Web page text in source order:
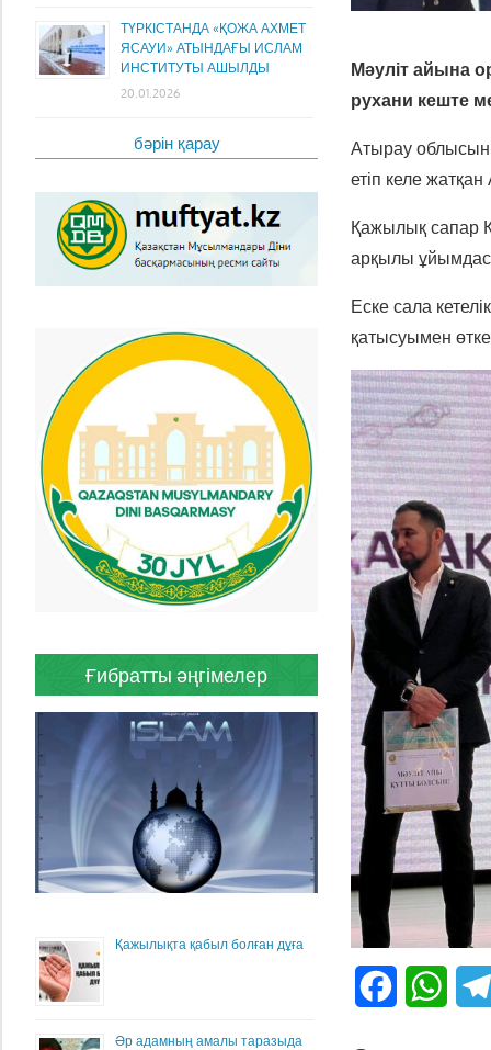
Мәуліт айына
рухани кеште
Атырау
етіп келе
Қажылық сапар
арқылы
Еске сала
қатысуымен
Facebook
ТҮРКІСТАНДА «ҚОЖА АХМЕТ
ЯСАУИ» АТЫНДАҒЫ ИСЛАМ
ИНСТИТУТЫ АШЫЛДЫ
20.01.2026
бәрін қарау
Ғибратты әңгімелер
Қажылықта қабыл болған дұға
Әр адамның амалы таразыда